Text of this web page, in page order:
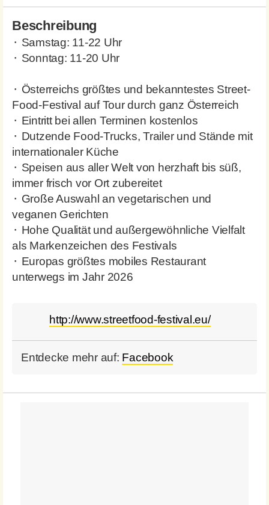
Beschreibung
⬝ Samstag: 11-22 Uhr
⬝ Sonntag: 11-20 Uhr
⬝ Österreichs größtes und bekanntestes Street-
Food-Festival auf Tour durch ganz Österreich
⬝ Eintritt bei allen Terminen kostenlos
⬝ Dutzende Food-Trucks, Trailer und Stände mit
internationaler Küche
⬝ Speisen aus aller Welt von herzhaft bis süß,
immer frisch vor Ort zubereitet
⬝ Große Auswahl an vegetarischen und
veganen Gerichten
⬝ Hohe Qualität und außergewöhnliche Vielfalt
als Markenzeichen des Festivals
⬝ Europas größtes mobiles Restaurant
unterwegs im Jahr 2026
http://www.streetfood-festival.eu/
Entdecke mehr auf: Facebook